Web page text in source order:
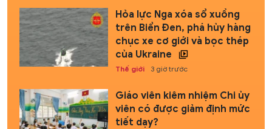
Hỏa lực Nga xóa sổ xuồng
trên Biển Đen, phá hủy hàng
chục xe cơ giới và bọc thép
của Ukraine
Thế giới 3 giờ trước
Giáo viên kiêm nhiệm Chi ủy
viên có được giảm định mức
tiết dạy?